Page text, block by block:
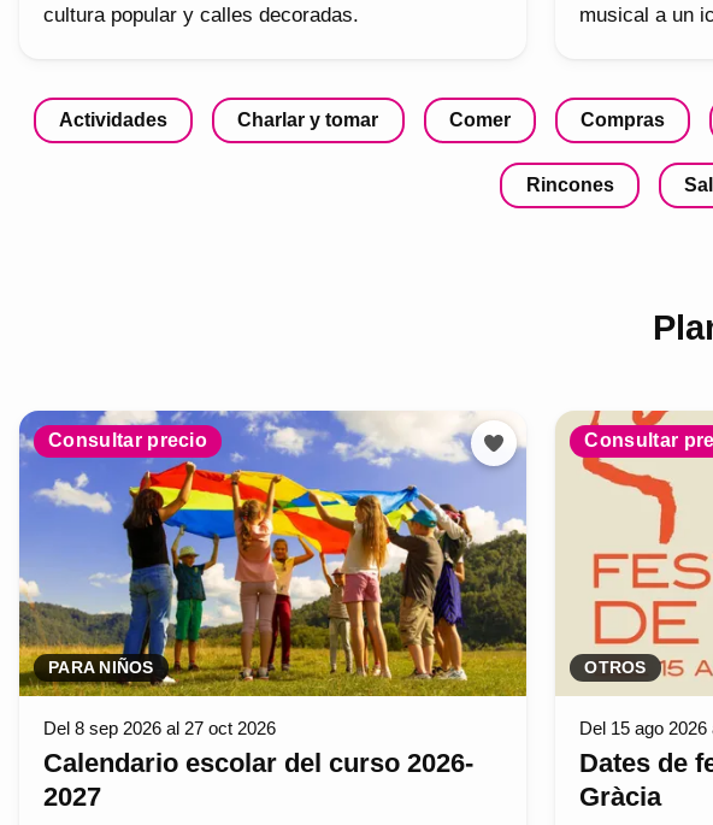
cultura popular y calles decoradas.
musical a un
Actividades Charlar y tomar Comer Compras
Rincones
Consultar precio
PARA NIÑOS
Del 8 sep 2026 al 27 oct 2026
Calendario escolar del curso 2026-
2027
Consultar
OTROS
Del 15 ago
Dates de
Gràcia